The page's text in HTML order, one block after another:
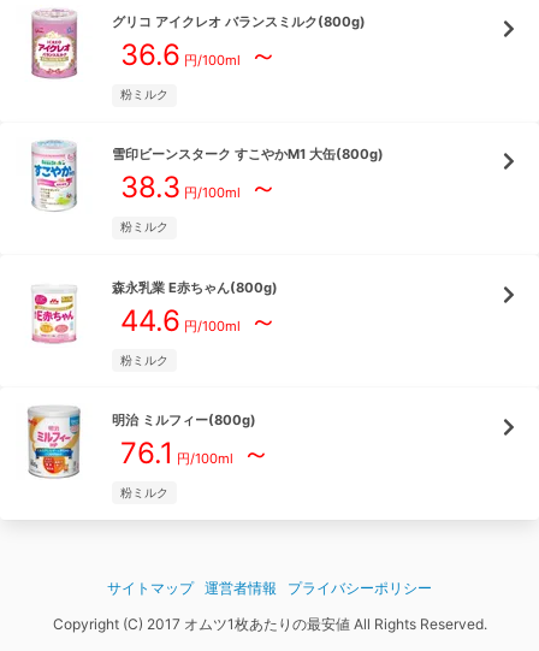
グリコ アイクレオ バランスミルク(800g)
36.6 円/100ml ～
粉ミルク
雪印ビーンスターク すこやかM1 大缶(800g)
38.3 円/100ml ～
粉ミルク
森永乳業 E赤ちゃん(800g)
44.6 円/100ml ～
粉ミルク
明治 ミルフィー(800g)
76.1 円/100ml ～
粉ミルク
サイトマップ 運営者情報
プライバシーポリシー
Copyright (C) 2017 オムツ1枚あたりの最安値 All Rights Reserved.